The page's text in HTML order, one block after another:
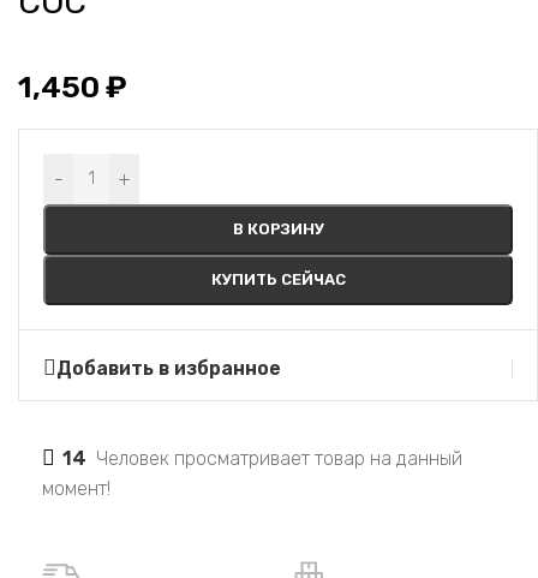
1,450 ₽
- +
В КОРЗИНУ
КУПИТЬ СЕЙЧАС
Alternative:
Добавить в избранное
14 Человек просматривает товар на данный
момент!